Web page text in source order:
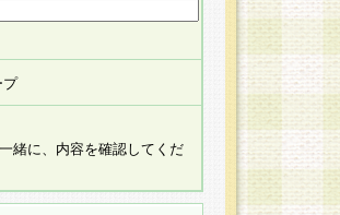
思で提 供いただいたも
提供を希望されない場
ないことによって、当
とを予めご了承くださ
プ
緒に、内容を確認してくだ